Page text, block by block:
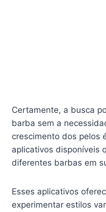
Certamente, a busca
barba sem a
crescimento dos pelos
aplicativos disponíveis
diferentes barbas em
Esses aplicativos
experimentar estilos